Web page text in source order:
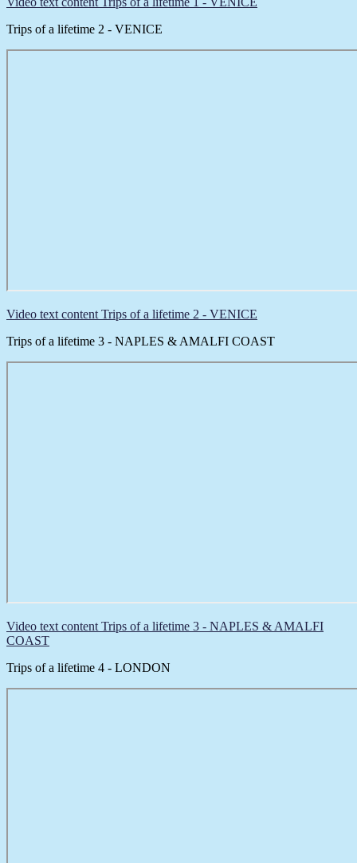
Trips of a lifetime 2 - VENICE
Video text content Trips of a lifetime 2 - VENICE
Trips of a lifetime 3 - NAPLES & AMALFI COAST
Video text content Trips of a lifetime 3 - NAPLES & AMALFI
COAST
Trips of a lifetime 4 - LONDON